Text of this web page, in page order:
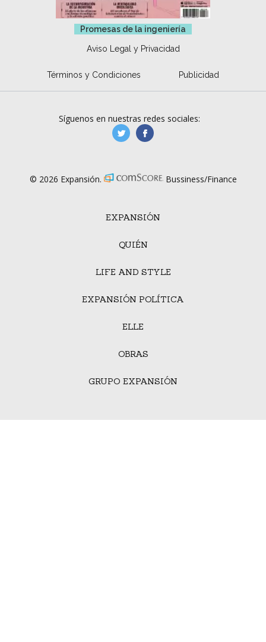
Promesas de la ingeniería
Aviso Legal y Privacidad
Términos y Condiciones Publicidad
EXPANSIÓN
QUIÉN
LIFE AND STYLE
EXPANSIÓN POLÍTICA
ELLE
OBRAS
GRUPO EXPANSIÓN
Síguenos en nuestras redes sociales:
manufacturaGE
© 2026 Expansión. Bussiness/Finance